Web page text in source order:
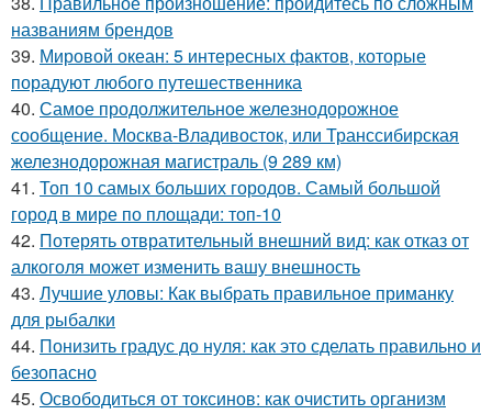
названиям брендов
39. Мировой океан: 5 интересных фактов, которые
порадуют любого путешественника
40. Самое продолжительное железнодорожное
сообщение. Москва-Владивосток, или Транссибирская
железнодорожная магистраль (9 289 км)
41. Топ 10 самых больших городов. Самый большой
город в мире по площади: топ-10
42. Потерять отвратительный внешний вид: как отказ от
алкоголя может изменить вашу внешность
43. Лучшие уловы: Как выбрать правильное приманку
для рыбалки
44. Понизить градус до нуля: как это сделать правильно и
безопасно
45. Освободиться от токсинов: как очистить организм